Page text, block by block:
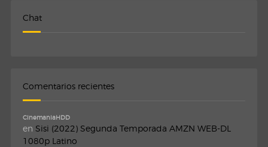
Chat
Comentarios recientes
CinemaniaHDD
en Sisi (2022) Segunda Temporada AMZN WEB-DL
1080p Latino